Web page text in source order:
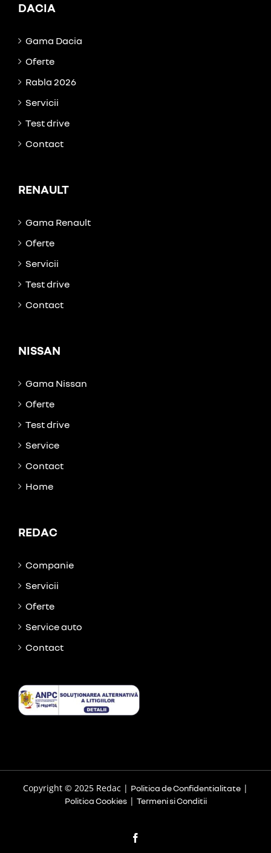
DACIA
Gama Dacia
Oferte
Rabla 2026
Servicii
Test drive
Contact
RENAULT
Gama Renault
Oferte
Servicii
Test drive
Contact
NISSAN
Gama Nissan
Oferte
Test drive
Service
Contact
Home
REDAC
Companie
Servicii
Oferte
Service auto
Contact
Copyright © 2025 Redac | Politica de Confidentialitate |
Politica Cookies| Termeni si Conditii
Facebook